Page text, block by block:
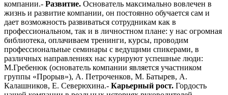
компании.- Развитие. Основатель максимально вовлечен в
жизнь и развитие компании, он постоянно обучается сам и
дает возможность развиваться сотрудникам как в
профессиональном, так и в личностном плане: у нас огромная
библиотека, оплачиваем тренинги, курсы, проводим
профессиональные семинары с ведущими спикерами, в
различных направлениях нас курируют успешные люди:
М.Гребенюк (основатель компании является участником
группы «Прорыв»), А. Петроченков, М. Батырев, А.
Калашников, Е. Северюхина.- Карьерный рост. Гордость